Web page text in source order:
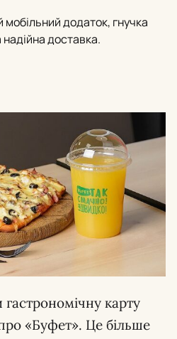
мобільний додаток, гнучка
доставка.
карту
«Буфет». Це більше